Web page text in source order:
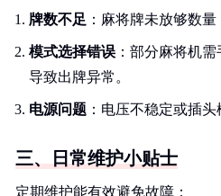
牌数不足 ：麻将牌未放够数
模式选择错误 ：部分麻将机
导致出牌异常。
电源问题 ：电压不稳定或插
三、日常维护小贴士
定期维护能有效避免故障：